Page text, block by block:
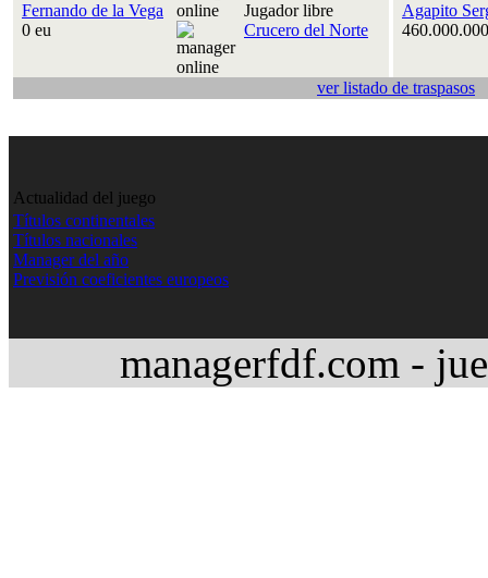
Fernando de la Vega
0 eu
Jugador libre
Crucero del Norte
Agapito
ver listado de traspasos
Actualidad del juego
Títulos continentales
Títulos nacionales
Manager del año
Previsión coeficientes europeos
managerfdf.com -